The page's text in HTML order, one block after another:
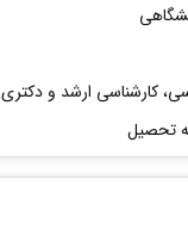
کارشناسی ارشد و دکتری
تحصیل